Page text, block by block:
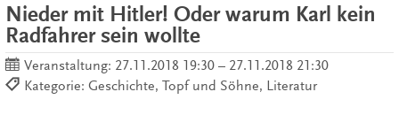
Nieder mit Hitler! Oder warum Karl kein
Radfahrer sein wollte
Veranstaltung: 27.11.2018 19:30 – 27.11.2018 21:30
Kategorie: Geschichte, Topf und Söhne, Literatur